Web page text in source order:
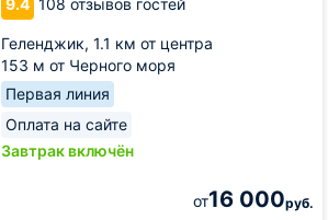
Геленджик, 1.1 км от центра
153 м от Черного моря
Первая линия
Оплата на сайте
Завтрак включён
от16 000руб.